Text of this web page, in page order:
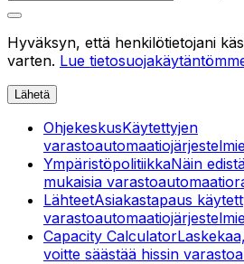
Hyväksyn, että henkilötietojani
varten. Lue
Lähetä
OhjekeskusKäytettyjen
YmpäristöpolitiikkaNäin
mukaisia
LähteetAsiakastapaus
Capacity Calculator
voitte säästää hissin